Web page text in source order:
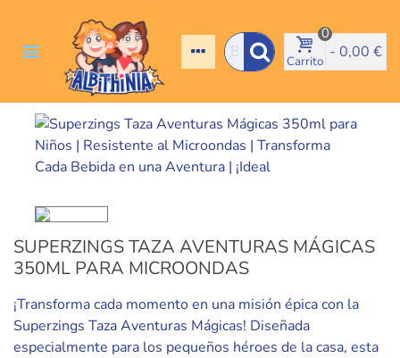
Carrito
0
- 0,00 €
SUPERZINGS TAZA AVENTURAS MÁGICAS
350ML PARA MICROONDAS
¡Transforma cada momento en una misión épica con la
Superzings Taza Aventuras Mágicas! Diseñada
especialmente para los pequeños héroes de la casa, esta